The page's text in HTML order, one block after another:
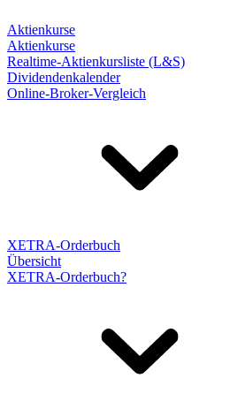
Aktienkurse
Aktienkurse
Realtime-Aktienkursliste (L&S)
Dividendenkalender
Online-Broker-Vergleich
XETRA-Orderbuch
Übersicht
XETRA-Orderbuch?